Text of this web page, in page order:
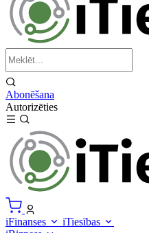
Abonēšana
Autorizēties
iFinanses
iTiesības